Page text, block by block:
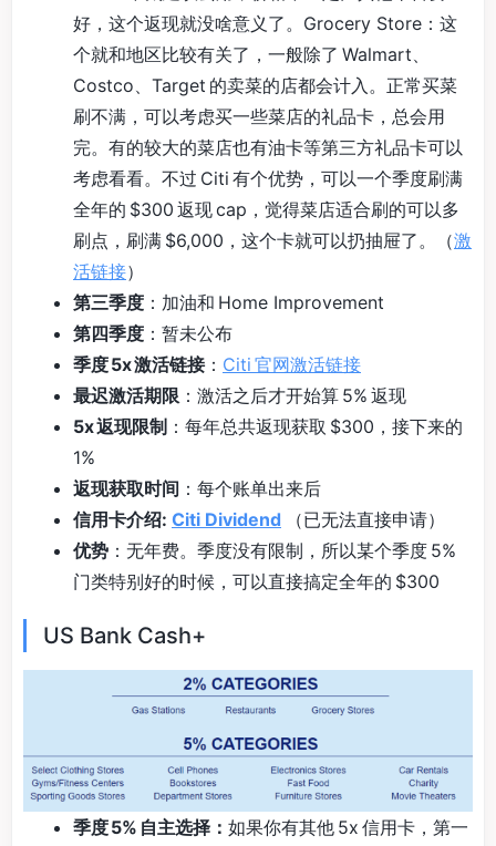
好，这个返现就没啥意义了。Grocery Store：这
个就和地区比较有关了，一般除了 Walmart、
Costco、Target 的卖菜的店都会计入。正常买菜
刷不满，可以考虑买一些菜店的礼品卡，总会用
完。有的较大的菜店也有油卡等第三方礼品卡可以
考虑看看。不过 Citi 有个优势，可以一个季度刷满
全年的 $300 返现 cap，觉得菜店适合刷的可以多
刷点，刷满 $6,000，这个卡就可以扔抽屉了。（激
活链接）
第三季度 ：加油和 Home Improvement
第四季度 ：暂未公布
季度 5x 激活链接： Citi 官网激活链接
最迟激活期限 ：激活之后才开始算 5% 返现
5x 返现限制 ：每年总共返现获取 $300，接下来的
1%
返现获取时间 ：每个账单出来后
信用卡介绍: Citi Dividend
（已无法直接申请）
优势 ：无年费。季度没有限制，所以某个季度 5%
门类特别好的时候，可以直接搞定全年的 $300
US Bank Cash+
季度 5% 自主选择： 如果你有其他 5x 信用卡，第一